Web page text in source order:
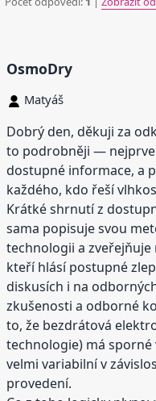
OsmoDry
Matyáš
Dobrý den, děkuji za
to podrobněji —
dostupné informace, a
každého, kdo řeší
Krátké shrnutí z
sama popisuje svou
technologii a
kteří hlásí postupné
diskusích i na
zkušenosti a odborné
to, že bezdrátová
technologie) má sporné
velmi variabilní v
provedení.